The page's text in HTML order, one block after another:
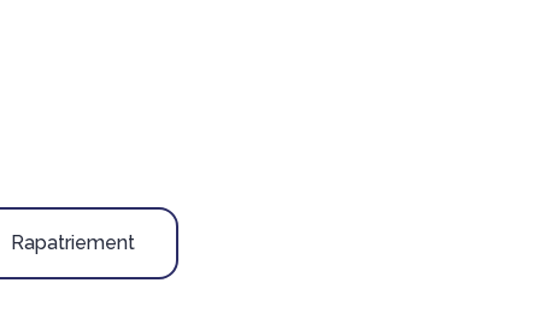
Rapatriement